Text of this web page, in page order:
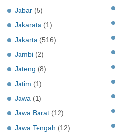
Jabar (5)
Jakarata (1)
Jakarta (516)
Jambi (2)
Jateng (8)
Jatim (1)
Jawa (1)
Jawa Barat (12)
Jawa Tengah (12)